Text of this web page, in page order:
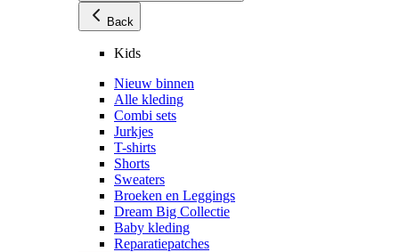
Back
Kids
Nieuw binnen
Alle kleding
Combi sets
Jurkjes
T-shirts
Shorts
Sweaters
Broeken en Leggings
Dream Big Collectie
Baby kleding
Reparatiepatches